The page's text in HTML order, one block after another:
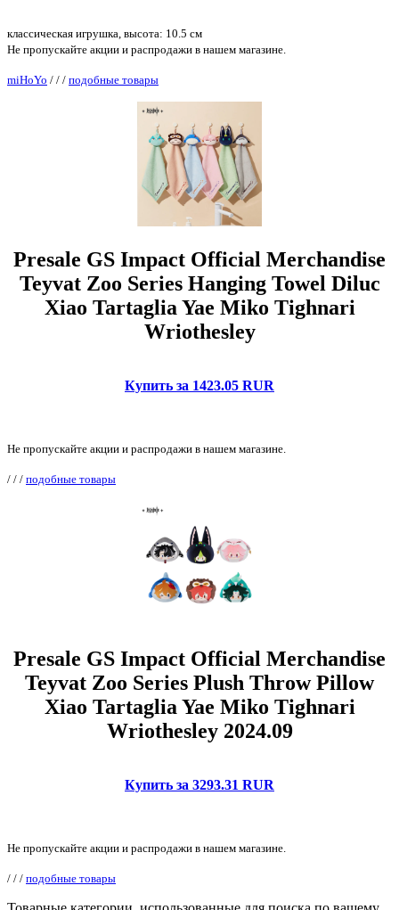
классическая игрушка, высота: 10.5 см
Не пропускайте акции и распродажи в нашем магазине.
miHoYo / / / подобные товары
Presale GS Impact Official Merchandise
Teyvat Zoo Series Hanging Towel Diluc
Xiao Tartaglia Yae Miko Tighnari
Wriothesley
Купить за 1423.05 RUR
Не пропускайте акции и распродажи в нашем магазине.
/ / / подобные товары
Presale GS Impact Official Merchandise
Teyvat Zoo Series Plush Throw Pillow
Xiao Tartaglia Yae Miko Tighnari
Wriothesley 2024.09
Купить за 3293.31 RUR
Не пропускайте акции и распродажи в нашем магазине.
/ / / подобные товары